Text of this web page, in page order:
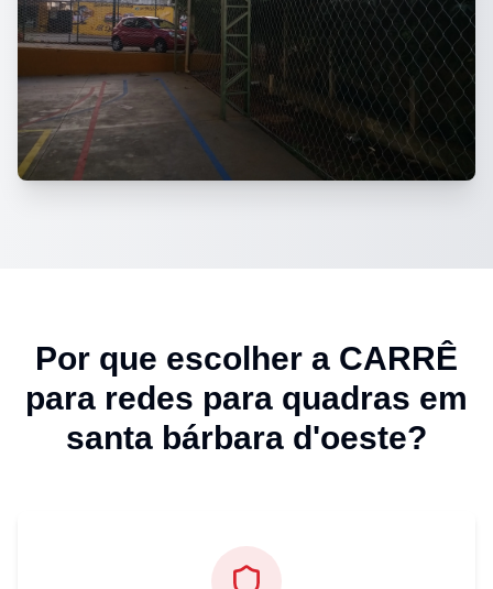
Por que escolher a CARRÊ
para redes para quadras em
santa bárbara d'oeste?